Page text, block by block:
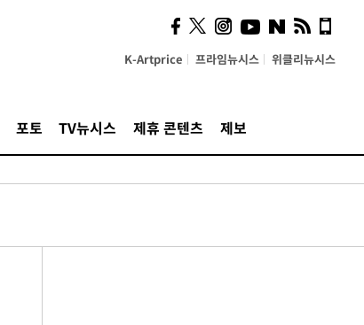
K-Artprice 프라임뉴시스 위클리뉴시스
포토 TV뉴시스 제휴 콘텐츠 제보
즈, 소리 봇짐 지고 세상으
로 "韓 요소 깊게 우려내"